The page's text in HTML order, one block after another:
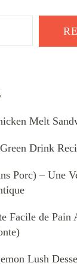
Melt
Drink
Porc) – Une
Facile de Pain
Lush